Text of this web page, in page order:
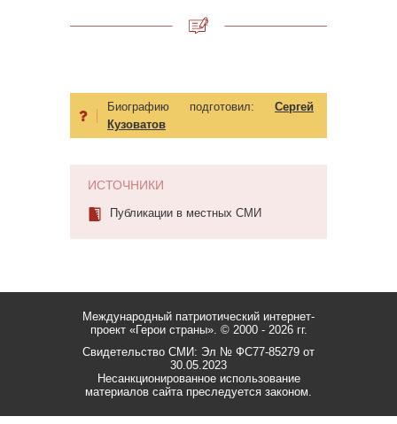
Биографию подготовил: Сергей
Кузоватов
ИСТОЧНИКИ
Публикации в местных СМИ
Международный патриотический интернет-
проект «Герои страны». © 2000 - 2026 гг.
Свидетельство СМИ: Эл № ФС77-85279 от
30.05.2023
Несанкционированное использование
материалов сайта преследуется законом.